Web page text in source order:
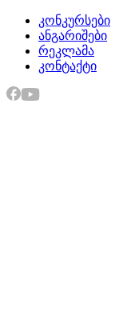
კონკურსები
ანგარიშები
რეკლამა
კონტაქტი